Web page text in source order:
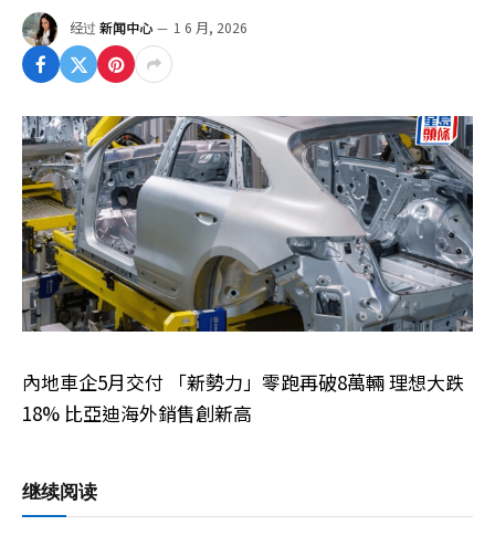
经过 新闻中心 1 6 月, 2026
內地車企5月交付 「新勢力」零跑再破8萬輛 理想大跌
18% 比亞迪海外銷售創新高
继续阅读